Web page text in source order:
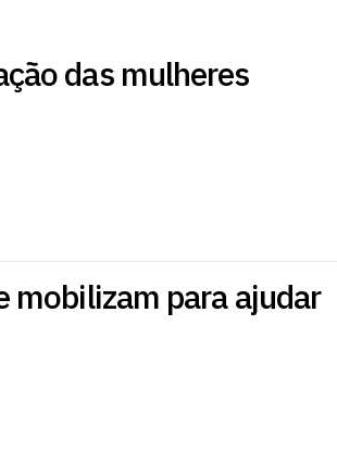
das mulheres
mobilizam para ajudar